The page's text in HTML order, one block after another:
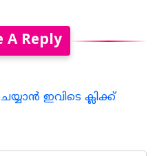
A Reply
ഇവിടെ ക്ലിക്ക്